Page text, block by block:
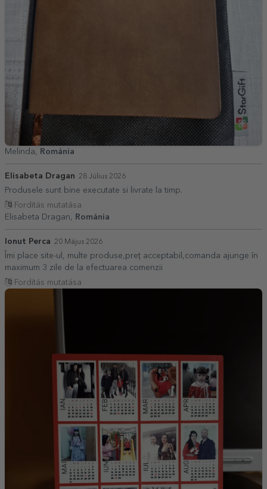
Melinda, Románia
Elisabeta Dragan 28 Július 2026
Produsele sunt bine executate si livrate la timp.
Fordítás mutatása
Elisabeta Dragan,
Románia
Ionut Perca 20 Május 2026
Îmi place site-ul, multe produse,preț acceptabil,comanda ajunge în
maximum 3 zile de la efectuarea comenzii
Fordítás mutatása